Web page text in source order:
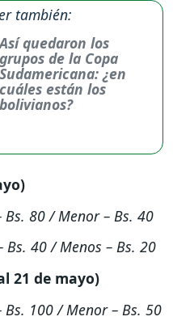
también:
quedaron los
grupos de la Copa
Sudamericana: ¿en
cuáles están los
bolivianos?
80 / Menor – Bs. 40
Bs. 40 / Menos – Bs. 20
21 de mayo)
100 / Menor – Bs. 50